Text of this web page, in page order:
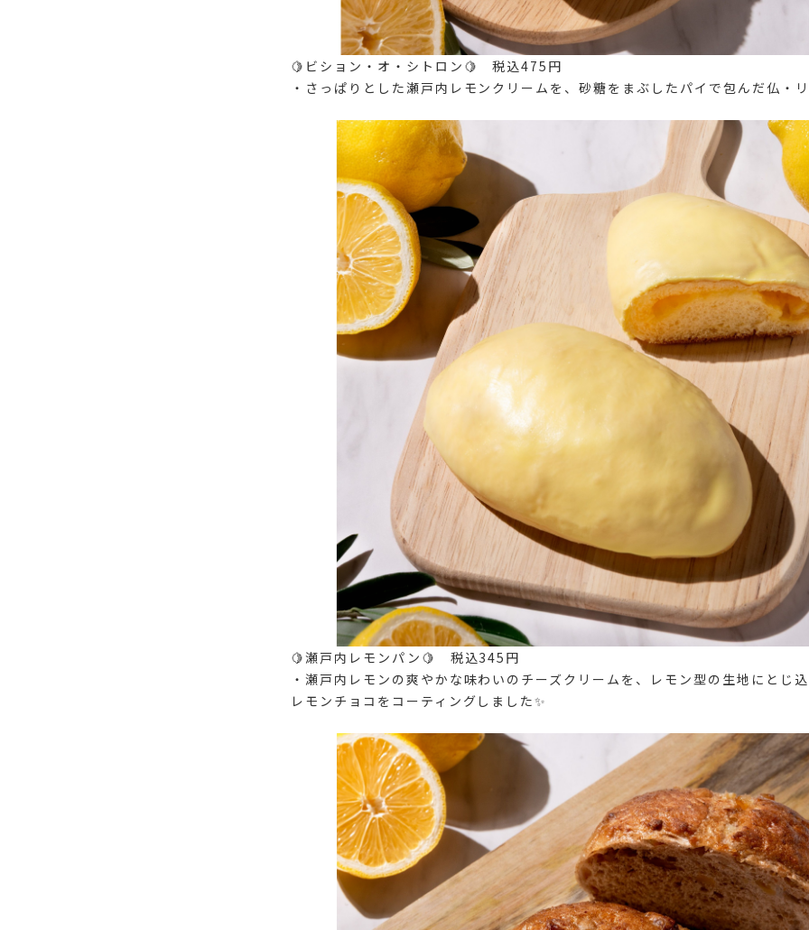
🍋ビション・オ・シトロン🍋 税込475円
・さっぱりとした瀬戸内レモンクリームを、砂糖をまぶしたパイで包んだ仏・
🍋瀬戸内レモンパン🍋 税込345円
・瀬戸内レモンの爽やかな味わいのチーズクリームを、レモン型の生地にとじ
レモンチョコをコーティングしました✨